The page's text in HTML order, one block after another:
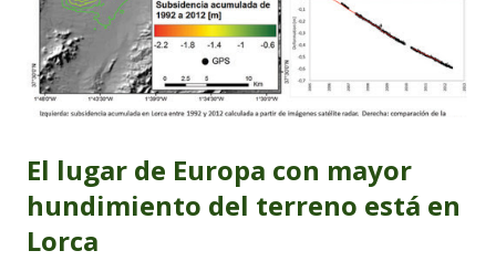
El lugar de Europa con mayor
hundimiento del terreno está en
Lorca